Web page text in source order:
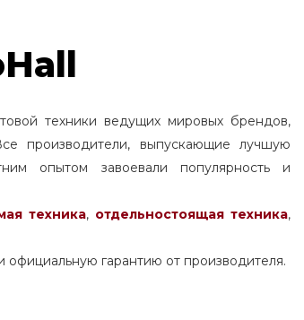
техники ведущих мировых брендов,
производители, выпускающие лучшую
опытом завоевали популярность и
техника, отдельностоящаятехника,
официальную гарантию от производителя.